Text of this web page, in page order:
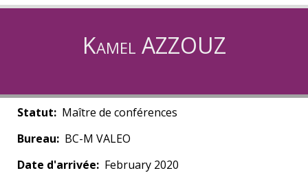
Kamel AZZOUZ
Statut
Maître de conférences
Bureau
BC-M VALEO
Date d'arrivée
February 2020